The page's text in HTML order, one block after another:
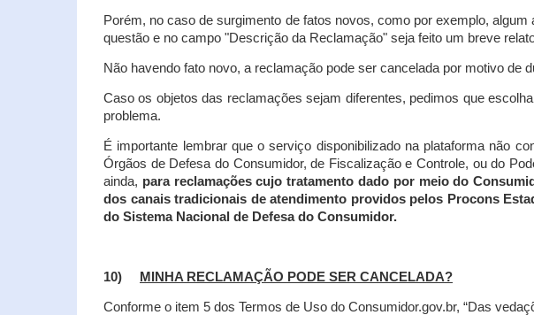
Porém, no caso de surgimento de fatos novos, como por exemplo,
questão e no campo "Descrição da Reclamação" seja feito um breve
Não havendo fato novo, a reclamação pode ser cancelada por motivo de
Caso os objetos das reclamações sejam diferentes, pedimos que
problema.
É importante lembrar que o serviço disponibilizado na plataforma não
Órgãos de Defesa do Consumidor, de Fiscalização e Controle, ou do
ainda, para reclamações cujo tratamento dado por meio do
dos canais tradicionais de atendimento providos pelos Procons
do Sistema Nacional de Defesa do Consumidor.
10) MINHA RECLAMAÇÃO PODE SER CANCELADA?
Conforme o item 5 dos Termos de Uso do Consumidor.gov.br, “Das